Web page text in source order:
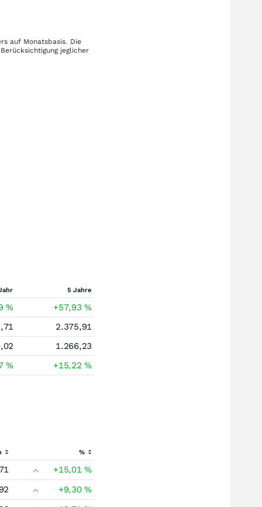
auf Monatsbasis. Die
jeglicher
5 Jahre
% +57,93%
2.375,91
1.266,23
% +15,22%
%
+15,01%
+9,30%